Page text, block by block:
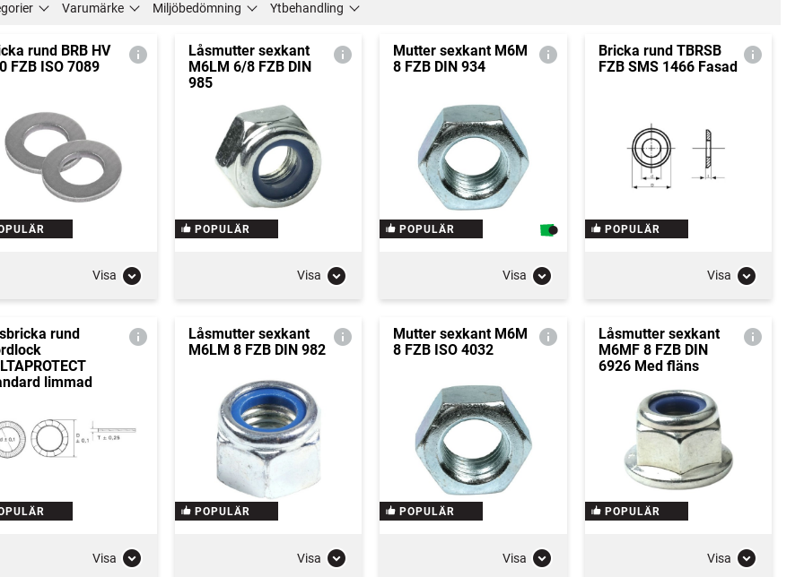
Varumärke Miljöbedömning Ytbehandling
rund BRB HV
FZB ISO 7089
Visa
Låsmutter sexkant
M6LM 6/8 FZB DIN
985
POPULÄR
Visa
Mutter sexkant M6M
8 FZB DIN 934
POPULÄR
Visa
Bricka rund TBRSB
FZB SMS 1466 Fasad
POPULÄR
Visa
rund
limmad
Visa
Låsmutter sexkant
M6LM 8 FZB DIN 982
POPULÄR
Visa
Mutter sexkant M6M
8 FZB ISO 4032
POPULÄR
Visa
Låsmutter sexkant
M6MF 8 FZB DIN
6926 Med fläns
POPULÄR
Visa